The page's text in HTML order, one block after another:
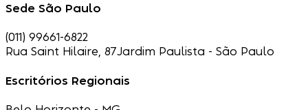
Sede São Paulo
(011) 99661-6822
Rua Saint Hilaire, 87Jardim Paulista - São Paulo
Escritórios Regionais